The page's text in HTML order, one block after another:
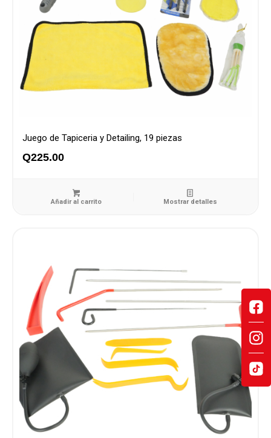
Juego de Tapiceria y Detailing, 19 piezas
Q225.00
Añadir al carrito Mostrar detalles